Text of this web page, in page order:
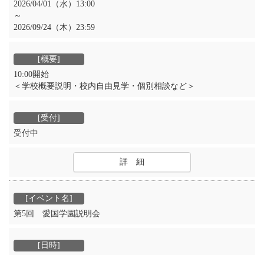
2026/04/01（水）13:00
～
2026/09/24（木）23:59
10:00開始
＜学校概要説明・校内自由見学・個別相談など＞
受付中
詳 細
第5回 愛国学園説明会